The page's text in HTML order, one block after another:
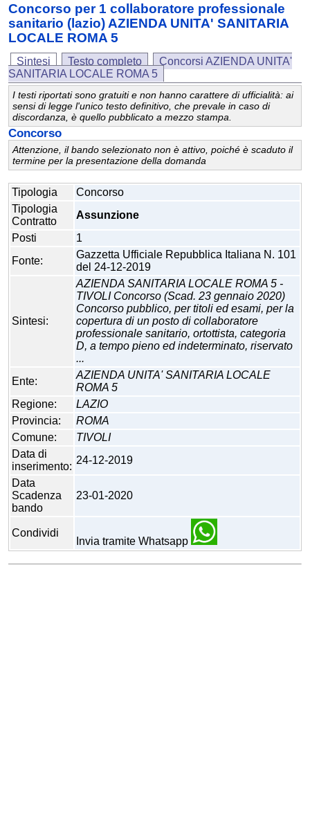
Concorso per 1 collaboratore professionale
sanitario (lazio) AZIENDA UNITA' SANITARIA
LOCALE ROMA 5
Sintesi Testo completo
Concorsi AZIENDA UNITA'
SANITARIA LOCALE ROMA 5
I testi riportati sono gratuiti e non hanno carattere di ufficialità: ai
sensi di legge l'unico testo definitivo, che prevale in caso di
discordanza, è quello pubblicato a mezzo stampa.
Concorso
Attenzione, il bando selezionato non è attivo, poiché è scaduto il
termine per la presentazione della domanda
Tipologia
Concorso
Tipologia
Contratto
Assunzione
Posti
1
Fonte:
Gazzetta Ufficiale Repubblica Italiana N. 101
del 24-12-2019
Sintesi:
AZIENDA SANITARIA LOCALE ROMA 5 -
TIVOLI Concorso (Scad. 23 gennaio 2020)
Concorso pubblico, per titoli ed esami, per la
copertura di un posto di collaboratore
professionale sanitario, ortottista, categoria
D, a tempo pieno ed indeterminato, riservato
...
Ente:
AZIENDA UNITA' SANITARIA LOCALE
ROMA 5
Regione:
LAZIO
Provincia:
ROMA
Comune:
TIVOLI
Data di
inserimento:
24-12-2019
Data
Scadenza
bando
23-01-2020
Condividi
Invia tramite Whatsapp